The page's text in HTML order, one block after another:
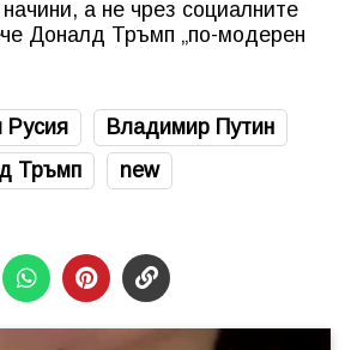
а не чрез социалните
Доналд Тръмп „по-модерен
Владимир Путин
Тръмп
new